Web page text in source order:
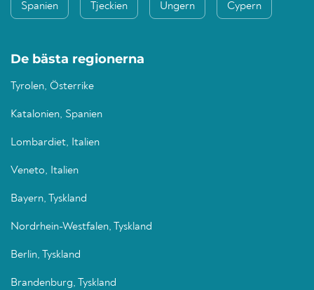
Spanien Tjeckien Ungern Cypern
De bästa regionerna
Tyrolen, Österrike
Katalonien, Spanien
Lombardiet, Italien
Veneto, Italien
Bayern, Tyskland
Nordrhein-Westfalen, Tyskland
Berlin, Tyskland
Brandenburg, Tyskland